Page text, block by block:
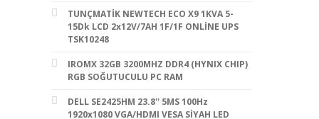
TUNÇMATİK NEWTECH ECO X9 1KVA 5-
15Dk LCD 2x12V/7AH 1F/1F ONLİNE UPS
TSK10248
IROMX 32GB 3200MHZ DDR4 (HYNIX CHIP)
RGB SOĞUTUCULU PC RAM
DELL SE2425HM 23.8'' 5MS 100Hz
1920x1080 VGA/HDMI VESA SİYAH LED